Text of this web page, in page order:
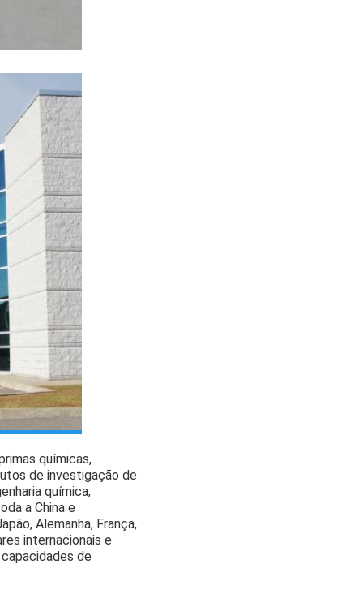
químicas,
de investigação de
química,
a China e
Alemanha, França,
internacionais e
de